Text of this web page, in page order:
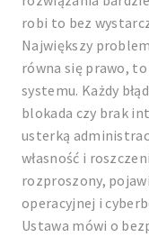
robi to bez
Największy
równa się prawo, to
systemu. Każdy
blokada czy brak
usterką
własność i
rozproszony,
operacyjnej i
Ustawa mówi o